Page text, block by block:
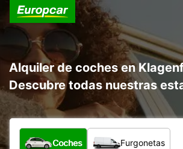
Alquiler de coches en
Descubre todas nuestras
¿Qué tipo de vehículo?
Coches Furgonetas